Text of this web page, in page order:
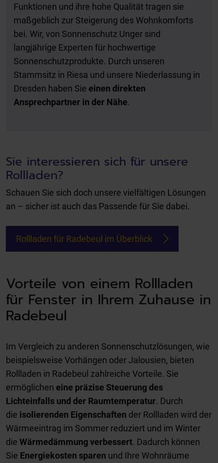
Funktionen und ihre hohe Qualität tragen sie
maßgeblich zur Steigerung des Wohnkomforts
bei. Wir, von Sonnenschutz Unger sind
langjährige Experten für hochwertige
Sonnenschutzprodukte. Durch unseren
Stammsitz in Riesa und unsere Niederlassung in
Dresden haben Sie einen direkten
Ansprechpartner in der Nähe.
Sie interessieren sich für unsere
Rollladen?
Schauen Sie sich doch unsere vielfältigen Lösungen
an – sicher ist auch das Passende für Sie dabei.
Rollladen für Radebeul im Überblick
Vorteile von einem Rollladen
für Fenster in Ihrem Zuhause in
Radebeul
Im Vergleich zu anderen Sonnenschutzlösungen, wie
beispielsweise Vorhängen oder Jalousien, bieten
Rollladen in Radebeul zahlreiche Vorteile. Sie
ermöglichen eine präzise Steuerung des
Lichteinfalls und der Raumtemperatur. Durch
die isolierenden Eigenschaften der Rollladen wird der
Wärmeeintrag im Sommer reduziert und im Winter
die Wärmedämmung verbessert. Dadurch können
Sie Energiekosten sparen und Ihre Wohnräume